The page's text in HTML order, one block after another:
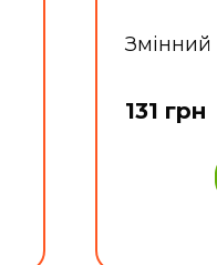
131 грн